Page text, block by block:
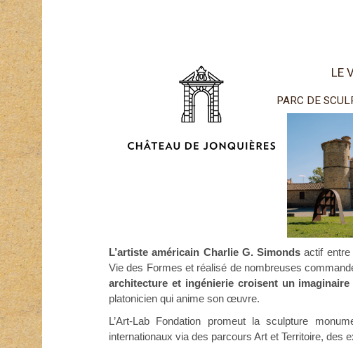
LE
PARC DE
L’artiste américain Charlie G. Simonds actif
Vie des Formes et réalisé de nombreuses
architecture et ingénierie croisent un
platonicien qui anime son œuvre.
L’Art-Lab Fondation promeut la sculpture
internationaux via des parcours Art et Territoire, des